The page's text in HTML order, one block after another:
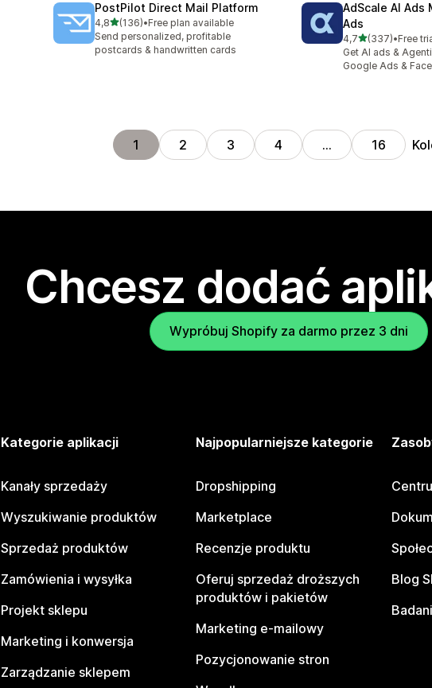
PostPilot Direct Mail Platform
4,8na 5 gwiazdek
(136)
Łączna liczba recenzji: 136
•Free plan available
Send personalized, profitable
postcards & handwritten cards
AdScale AI Ads
Ads
4,7na 5 gwiazdek
(337)
Łączna liczba
•Free
Get AI ads &
Google Ads &
1 2 3 4 … 16
Chcesz dodać
Wypróbuj Shopify za darmo przez 3 dni
Kategorie aplikacji
Kanały sprzedaży
Wyszukiwanie produktów
Sprzedaż produktów
Zamówienia i wysyłka
Projekt sklepu
Marketing i konwersja
Zarządzanie sklepem
Najpopularniejsze kategorie
Dropshipping
Marketplace
Recenzje produktu
Oferuj sprzedaż droższych
produktów i pakietów
Marketing e-mailowy
Pozycjonowanie stron
Blog